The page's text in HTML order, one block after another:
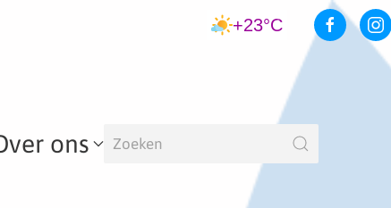
+23°C
ons